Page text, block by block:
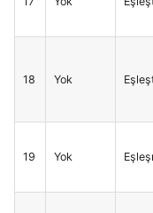
18 Yok
19 Yok